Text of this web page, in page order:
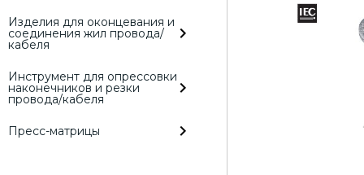
Изделия для оконцевания и
соединения жил провода/
кабеля
Инструмент для опрессовки
наконечников и резки
провода/кабеля
Пресс-матрицы